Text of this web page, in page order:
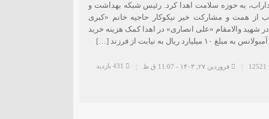
به حوزه سلامت اهدا کرد. رئیس شبکه بهداشت و
از همت و مشارکت خیر نیکوکار حاجیه خانم «کبری
شهید والامقام «علی انصاری» در اهدا کمک هزینه خرید
۱٠ میلیارد ریال به نیابت از فرزند […]
فروردین ۲۷, ۱۴۰۳ - 11:07 ق.ظ